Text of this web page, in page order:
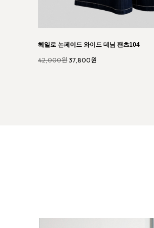
마시 핀턱 에이라인 스커트113
34,000원 30,600원